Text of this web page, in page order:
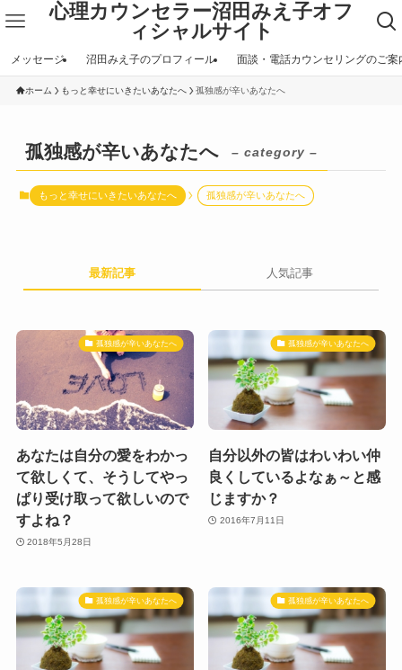
心理カウンセラー沼田みえ子オフ
ィシャルサイト
メッセージ 沼田みえ子のプロフィール 面談・電話カウンセリングのご案
ホーム もっと幸せにいきたいあなたへ 孤独感が辛いあなたへ
孤独感が辛いあなたへ – category –
もっと幸せにいきたいあなたへ 孤独感が辛いあなたへ
最新記事 人気記事
孤独感が辛いあなたへ
あなたは自分の愛をわかっ
て欲しくて、そうしてやっ
ぱり受け取って欲しいので
すよね？
2018年5月28日
孤独感が辛いあなたへ
自分以外の皆はわいわい仲
良くしているよなぁ～と感
じますか？
2016年7月11日
孤独感が辛いあなたへ 孤独感が辛いあなたへ